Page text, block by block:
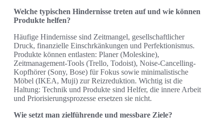
Welche typischen Hindernisse treten auf und wie können
Produkte helfen?
Häufige Hindernisse sind Zeitmangel, gesellschaftlicher
Druck, finanzielle Einschrkänkungen und Perfektionismus.
Produkte können entlasten: Planer (Moleskine),
Zeitmanagement-Tools (Trello, Todoist), Noise-Cancelling-
Kopfhörer (Sony, Bose) für Fokus sowie minimalistische
Möbel (IKEA, Muji) zur Reizreduktion. Wichtig ist die
Haltung: Technik und Produkte sind Helfer, die innere Arbeit
und Priorisierungsprozesse ersetzen sie nicht.
Wie setzt man zielführende und messbare Ziele?